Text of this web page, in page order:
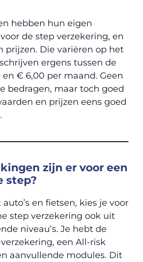
hebben hun eigen
de step verzekering, en
prijzen. Die variëren op het
ergens tussen de
en € 6,00 per maand. Geen
bedragen, maar toch goed
en prijzen eens goed
zijn er voor een
step?
en fietsen, kies je voor
step verzekering ook uit
niveau’s. Je hebt de
een All-risk
aanvullende modules. Dit